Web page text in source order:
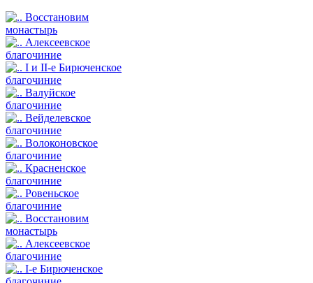
Восстановим
монастырь
Алексеевское
благочиние
I и II-е Бирюченское
благочиние
Валуйское
благочиние
Вейделевское
благочиние
Волоконовское
благочиние
Красненское
благочиние
Ровеньское
благочиние
Восстановим
монастырь
Алексеевское
благочиние
I-е Бирюченское